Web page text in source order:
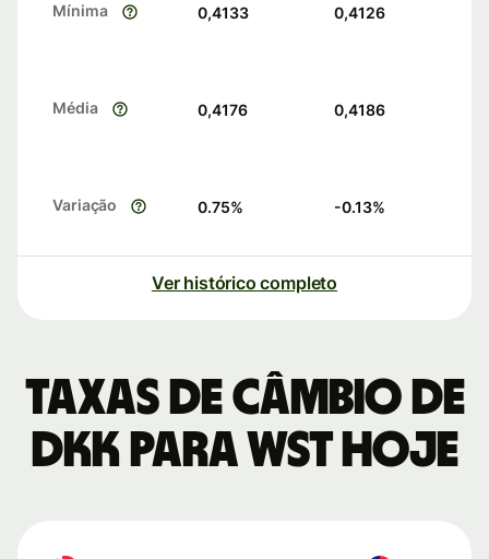
Mínima 0,4133 0,4126
Média 0,4176 0,4186
Variação 0.75% -0.13%
Ver histórico completo
Taxas de câmbio de
DKK para WST hoje